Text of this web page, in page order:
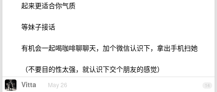
起来更适合你气质
等妹子接话
有机会一起喝咖啡聊聊天，加个微信认识下，拿出手机扫她
（不要目的性太强，就认识下交个朋友的感觉）
14
Vitta May 26